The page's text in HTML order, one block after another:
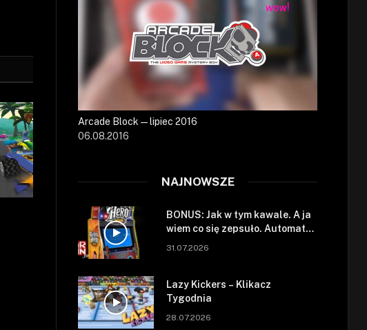
Arcade Block — lipiec 2016
06.08.2016
NAJNOWSZE
BONUS: Jak w tym kawale. A ja
wiem co się zepsuło. Automat
się zepsuł.
31.07.2026
Lazy Kickers – Klikacz
Tygodnia
28.07.2026